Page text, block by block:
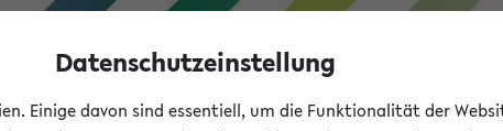
Datenschutzeinstellung
Einige davon sind essentiell, um die Funktionalität der